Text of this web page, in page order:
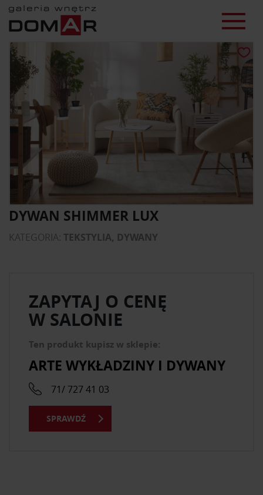
DYWAN SHIMMER LUX
KATEGORIA: TEKSTYLIA, DYWANY
ZAPYTAJ O CENĘ
W SALONIE
Ten produkt kupisz w sklepie:
ARTE WYKŁADZINY I DYWANY
71/ 727 41 03
SPRAWDŹ